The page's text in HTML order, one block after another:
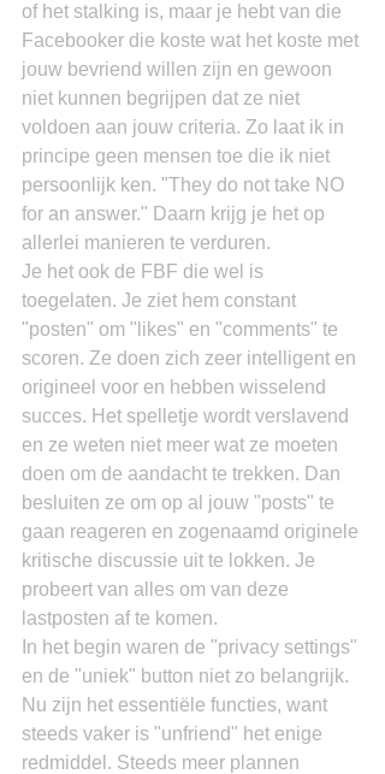
of het stalking is, maar je hebt van die
Facebooker die koste wat het koste met
jouw bevriend willen zijn en gewoon
niet kunnen begrijpen dat ze niet
voldoen aan jouw criteria. Zo laat ik in
principe geen mensen toe die ik niet
persoonlijk ken. "They do not take NO
for an answer." Daarn krijg je het op
allerlei manieren te verduren.
Je het ook de FBF die wel is
toegelaten. Je ziet hem constant
"posten" om "likes" en "comments" te
scoren. Ze doen zich zeer intelligent en
origineel voor en hebben wisselend
succes. Het spelletje wordt verslavend
en ze weten niet meer wat ze moeten
doen om de aandacht te trekken. Dan
besluiten ze om op al jouw "posts" te
gaan reageren en zogenaamd originele
kritische discussie uit te lokken. Je
probeert van alles om van deze
lastposten af te komen.
In het begin waren de "privacy settings"
en de "uniek" button niet zo belangrijk.
Nu zijn het essentiële functies, want
steeds vaker is "unfriend" het enige
redmiddel. Steeds meer plannen